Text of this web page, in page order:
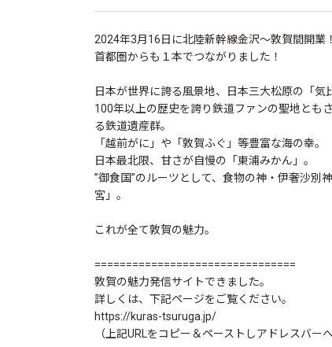
2024年3月16日に北陸新幹線金沢〜敦賀間開業！
首都圏からも１本でつながりました！
日本が世界に誇る風景地、日本三大松原の「気
100年以上の歴史を誇り鉄道ファンの聖地とも
る鉄道遺産群。
「越前がに」や「敦賀ふぐ」等豊富な海の幸。
日本最北限、甘さが自慢の「東浦みかん」。
”御食国”のルーツとして、食物の神・伊奢沙別
宮」。
これが全て敦賀の魅力。
================================
敦賀の魅力発信サイトできました。
詳しくは、下記ページをご覧ください。
https://kuras-tsuruga.jp/
（上記URLをコピー＆ペーストしアドレスバー